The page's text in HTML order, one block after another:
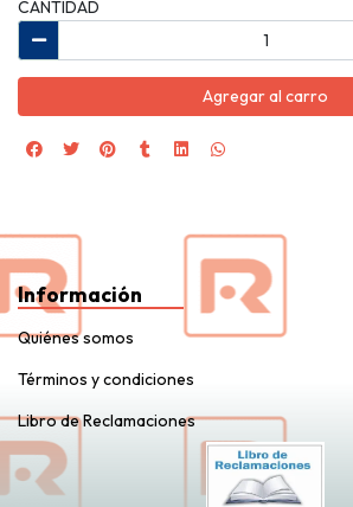
CANTIDAD
Agregar al carro
Información
Quiénes somos
Términos y condiciones
Libro de Reclamaciones